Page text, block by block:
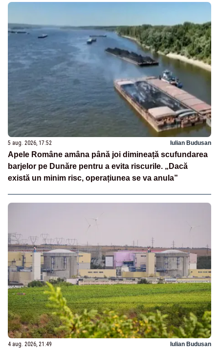
5 aug. 2026, 17:52 Iulian Budusan
Apele Române amâna până joi dimineață scufundarea
barjelor pe Dunăre pentru a evita riscurile. „Dacă
există un minim risc, operațiunea se va anula”
4 aug. 2026, 21:49 Iulian Budusan